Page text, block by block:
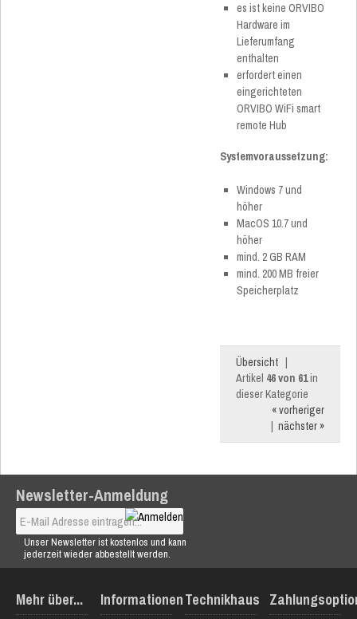
es ist keine ORVIBO
Hardware im
Lieferumfang
enthalten
erfordert einen
eingerichteten
ORVIBO WiFi smart
remote Hub
Systemvoraussetzung:
Windows 7 und
höher
MacOS 10.7 und
höher
mind. 2 GB RAM
mind. 200 MB freier
Speicherplatz
Übersicht |
Artikel 46 von 61in
dieser Kategorie
« vorheriger
| nächster »
Newsletter-Anmeldung
Unser Newsletter ist kostenlos und kann
jederzeit wieder abbestellt werden.
Mehr über... InformationenTechnikhaus